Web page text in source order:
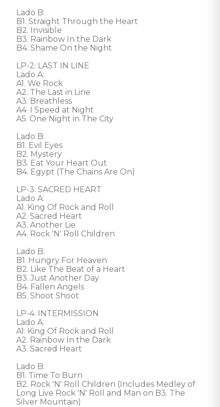
Lado B:
B1. Straight Through the Heart
B2. Invisible
B3. Rainbow In the Dark
B4. Shame On the Night
LP-2: LAST IN LINE
Lado A:
A1. We Rock
A2. The Last in Line
A3. Breathless
A4. I Speed at Night
A5. One Night in The City
Lado B:
B1. Evil Eyes
B2. Mystery
B3. Eat Your Heart Out
B4. Egypt (The Chains Are On)
LP-3: SACRED HEART
Lado A:
A1. King Of Rock and Roll
A2. Sacred Heart
A3. Another Lie
A4. Rock 'N' Roll Children
Lado B:
B1. Hungry For Heaven
B2. Like The Beat of a Heart
B3. Just Another Day
B4. Fallen Angels
B5. Shoot Shoot
LP-4: INTERMISSION
Lado A:
A1. King Of Rock and Roll
A2. Rainbow In the Dark
A3. Sacred Heart
Lado B:
B1. Time To Burn
B2. Rock 'N' Roll Children (Includes Medley of
Long Live Rock 'N' Roll and Man on B3. The
Silver Mountain)